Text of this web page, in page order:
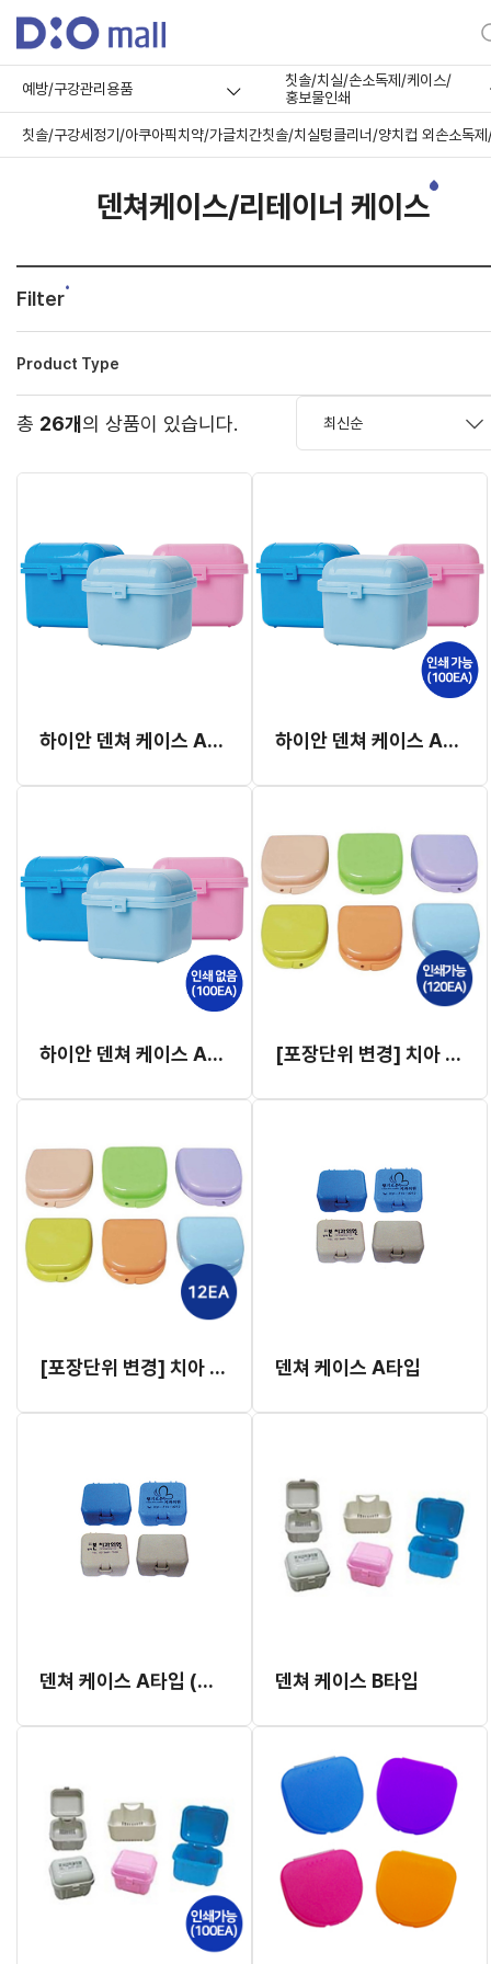
예방/구강관리용품
칫솔/치실/손소독제/케이스/
홍보물인쇄
칫솔/구강세정기/아쿠아픽치약/가글치간칫솔/치실텅클리너/양치컵 외 손소독
덴쳐케이스/리테이너 케이스
Filter
Product Type
총 26개의 상품이 있습니다.
하이안 덴쳐 케이스 A타입 하이안 덴쳐 케이스 A타입 (100EA, 인쇄가능)
하이안 덴쳐 케이스 A타입 (100EA,치과정보 인쇄 없음) [포장단위 변경] 치아 미백/교정 겸용 케이스 (120EA, 인쇄가능)
[포장단위 변경] 치아 미백/교정 겸용 케이스 12개입 덴쳐 케이스 A타입
덴쳐 케이스 A타입 (서울덴탈) 100EA 인쇄가능 덴쳐 케이스 B타입